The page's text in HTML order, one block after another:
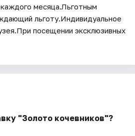
месяца.Льготным
льготу.Индивидуальное
посещении эксклюзивных
"Золото кочевников"?